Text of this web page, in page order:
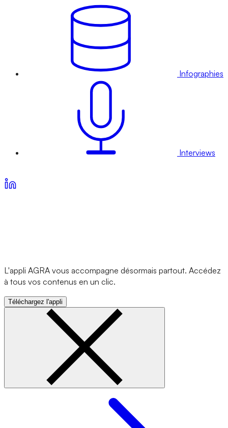
Infographies
Interviews
L'appli AGRA vous accompagne désormais partout. Accédez
à tous vos contenus en un clic.
Téléchargez l'appli